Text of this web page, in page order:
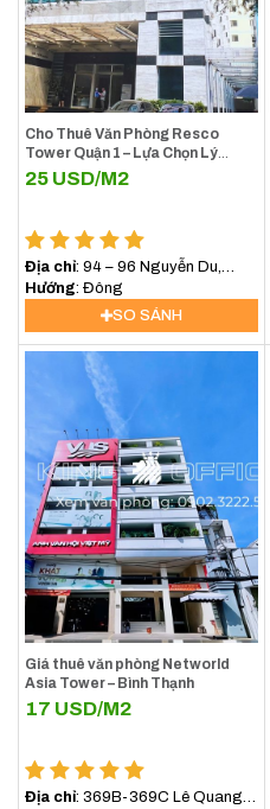
Cho Thuê Văn Phòng Resco
Tower Quận 1 – Lựa Chọn Lý
Tưởng Cho Doanh Nghiệp Tại
Trung Tâm TP.HCM
25 USD/M2
Địa chỉ: 94 – 96 Nguyễn Du,
Phường Sài Gòn (Phường Bến
Nghé, Quận 1)
Hướng : Đông
SO SÁNH
Giá thuê văn phòng Networld
Asia Tower – Bình Thạnh
17 USD/M2
Địa chỉ: 369B-369C Lê Quang